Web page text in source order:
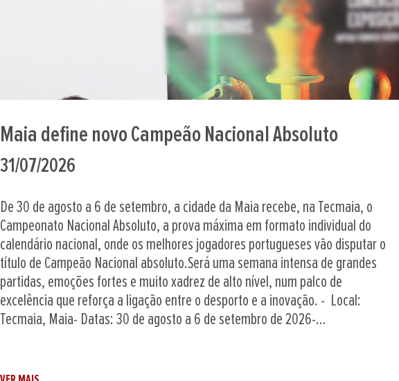
Xadrez para todos: nasce o Campeonato Nacional
Adaptado
Nos dias 05 e 06 de setembro de 2026, a TECMAIA, na Maia, acolhe pela
primeira vez o Campeonato Nacional de Xadrez Adaptado, uma nova prova
integrada no calendário nacional da Federação Portuguesa de Xadrez e
dedicada a atletas com deficiência visual, baixa visão e deficiência motora.
Esta estreia reforça o compromisso da FPX com a inclusão e o alargamento
da prática do xadrez a todos os cidadãos, independentemente das suas